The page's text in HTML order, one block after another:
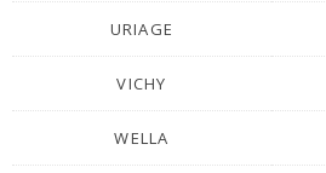
URIAGE
VICHY
WELLA